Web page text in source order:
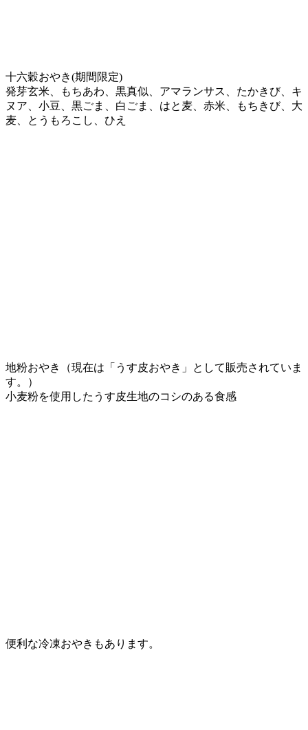
十六穀おやき(期間限定)
発芽玄米、もちあわ、黒真似、アマランサス、たかきび、キ
ヌア、小豆、黒ごま、白ごま、はと麦、赤米、もちきび、大
麦、とうもろこし、ひえ
地粉おやき（現在は「うす皮おやき」として販売されていま
す。）
小麦粉を使用したうす皮生地のコシのある食感
便利な冷凍おやきもあります。